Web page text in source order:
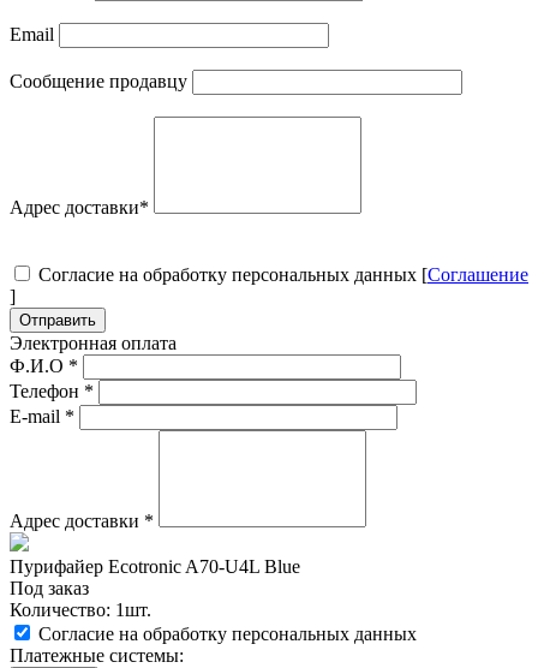
Email
Сообщение продавцу
Адрес доставки*
Согласие на обработку персональных данных [Соглашение
]
Отправить
Электронная оплата
Ф.И.О *
Телефон *
E-mail *
Адрес доставки *
Пурифайер Ecotronic A70-U4L Blue
Под заказ
Количество: 1шт.
Согласие на обработку персональных данных
Платежные системы: